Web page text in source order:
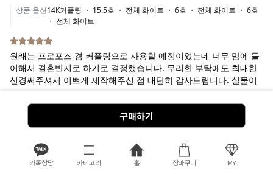
카톡상담 카테고리 홈 장바구니 MY
구매하기